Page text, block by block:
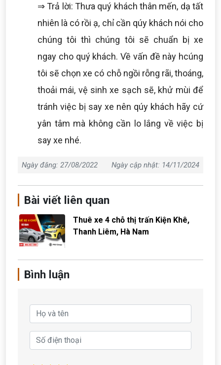
⇒ Trả lời: Thưa quý khách thân mến, dạ tất
nhiên là có rồi ạ, chỉ cần qúy khách nói cho
chúng tôi thì chúng tôi sẽ chuẩn bị xe
ngay cho quý khách. Về vấn đề này hcúng
tôi sẽ chọn xe có chỗ ngồi rỗng rãi, thoáng,
thoải mái, vệ sinh xe sạch sẽ, khử mùi để
tránh việc bị say xe nên qúy khách hãy cứ
yân tâm mà không cần lo lắng về việc bị
say xe nhé.
Ngày đăng: 27/08/2022 Ngày cập nhật: 14/11/2024
Bài viết liên quan
Thuê xe 4 chỗ thị trấn Kiện Khê,
Thanh Liêm, Hà Nam
Bình luận